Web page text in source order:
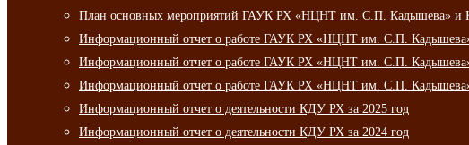
План основных мероприятий ГАУК РХ «НЦНТ им. С.П. Кадышева» и
Информационный отчет о работе ГАУК РХ «НЦНТ им. С.П. Кадышева»
Информационный отчет о работе ГАУК РХ «НЦНТ им. С.П. Кадышева»
Информационный отчет о работе ГАУК РХ «НЦНТ им. С.П. Кадышева»
Информационный отчет о деятельности КДУ РХ за 2025 год
Информационный отчет о деятельности КДУ РХ за 2024 год